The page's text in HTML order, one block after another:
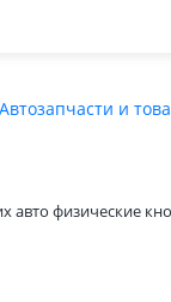
Автозапчасти и
авто физические